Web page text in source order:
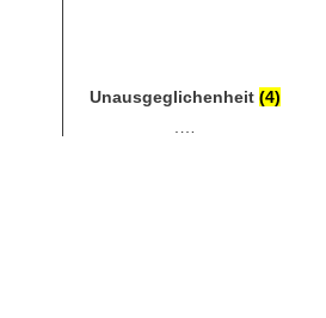
Unausgeglichenheit(4)